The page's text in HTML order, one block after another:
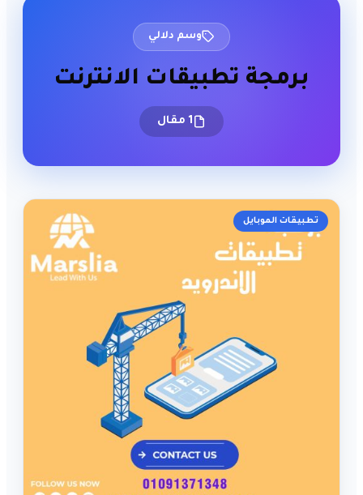
وسم دلالي
برمجة تطبيقات الانترنت
1 مقال
تطبيقات الموبايل